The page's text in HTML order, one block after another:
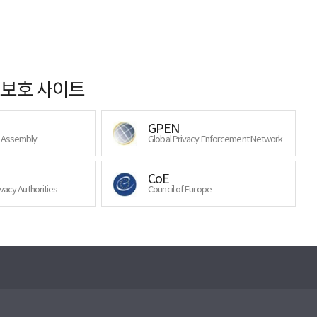
호 사이트
GPEN
Global Privacy Enforcement Network
Authorities
CoE
Council of Europe